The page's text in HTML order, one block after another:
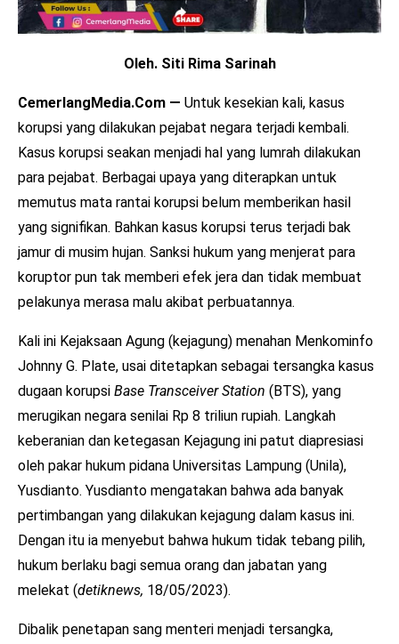
Oleh. Siti Rima Sarinah
CemerlangMedia.Com — Untuk kesekian kali, kasus
korupsi yang dilakukan pejabat negara terjadi kembali.
Kasus korupsi seakan menjadi hal yang lumrah dilakukan
para pejabat. Berbagai upaya yang diterapkan untuk
memutus mata rantai korupsi belum memberikan hasil
yang signifikan. Bahkan kasus korupsi terus terjadi bak
jamur di musim hujan. Sanksi hukum yang menjerat para
koruptor pun tak memberi efek jera dan tidak membuat
pelakunya merasa malu akibat perbuatannya.
Kali ini Kejaksaan Agung (kejagung) menahan Menkominfo
Johnny G. Plate, usai ditetapkan sebagai tersangka kasus
dugaan korupsi Base Transceiver Station (BTS), yang
merugikan negara senilai Rp 8 triliun rupiah. Langkah
keberanian dan ketegasan Kejagung ini patut diapresiasi
oleh pakar hukum pidana Universitas Lampung (Unila),
Yusdianto. Yusdianto mengatakan bahwa ada banyak
pertimbangan yang dilakukan kejagung dalam kasus ini.
Dengan itu ia menyebut bahwa hukum tidak tebang pilih,
hukum berlaku bagi semua orang dan jabatan yang
melekat (detiknews, 18/05/2023).
Dibalik penetapan sang menteri menjadi tersangka,